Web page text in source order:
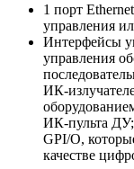
1 порт
управления
Интерфейсы
управления
ИК-
ИК-пульта ДУ;
GPI/O,
качестве